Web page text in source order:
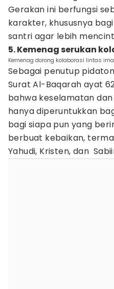
Gerakan ini berfungsi
karakter, khususnya
santri agar lebih
5. Kemenag serukan
Kemenag dorong kolaborasi lintas
Sebagai penutup
Surat Al-Baqarah ayat
bahwa keselamatan
hanya diperuntukkan
bagi siapa pun yang
berbuat kebaikan,
Yahudi, Kristen, dan